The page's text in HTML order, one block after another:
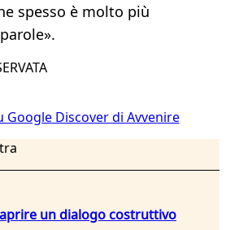
spesso è molto più
Google Discover di Avvenire
un dialogo costruttivo